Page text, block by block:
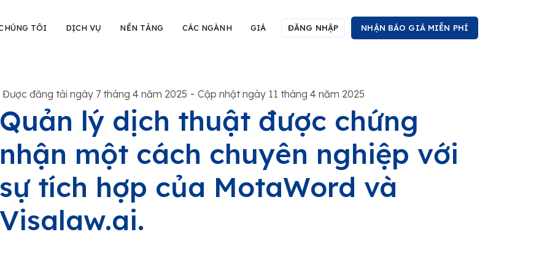
TÔI DỊCH VỤ NỀN TẢNG CÁC NGÀNH GIÁ ĐĂNG NHẬP NHẬN BÁO GIÁ MIỄN PHÍ
Được đăng tải ngày 7 tháng 4 năm 2025 - Cập nhật ngày 11 tháng 4 năm 2025
lý dịch thuật được chứng
một cách chuyên nghiệp với
tích hợp của MotaWord và